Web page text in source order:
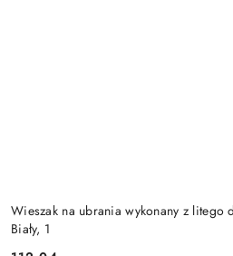
Wieszak na ubrania wykonany z litego
Biały, 1